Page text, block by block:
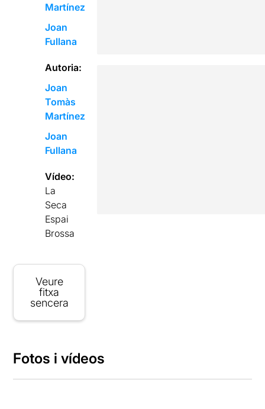
Martínez
Joan
Fullana
Autoria:
Joan
Tomàs
Martínez
Joan
Fullana
Vídeo:
La
Seca
Espai
Brossa
Veure
fitxa
sencera
Fotos i vídeos